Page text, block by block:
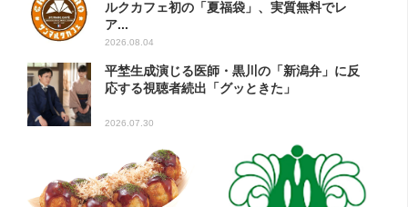
ルクカフェ初の「夏福袋」、実質無料でレ
ア...
2026.08.04
平埜生成演じる医師・黒川の「新潟弁」に反
応する視聴者続出「グッときた」
2026.07.30